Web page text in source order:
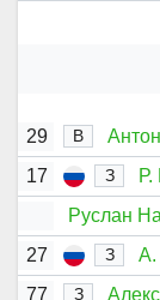
29 В
17
З
Р.
Руслан
27
З А.
77 З